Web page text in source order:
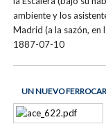
ambiente y los
Madrid (a la sazón, en
1887-07-10
UN NUEVO